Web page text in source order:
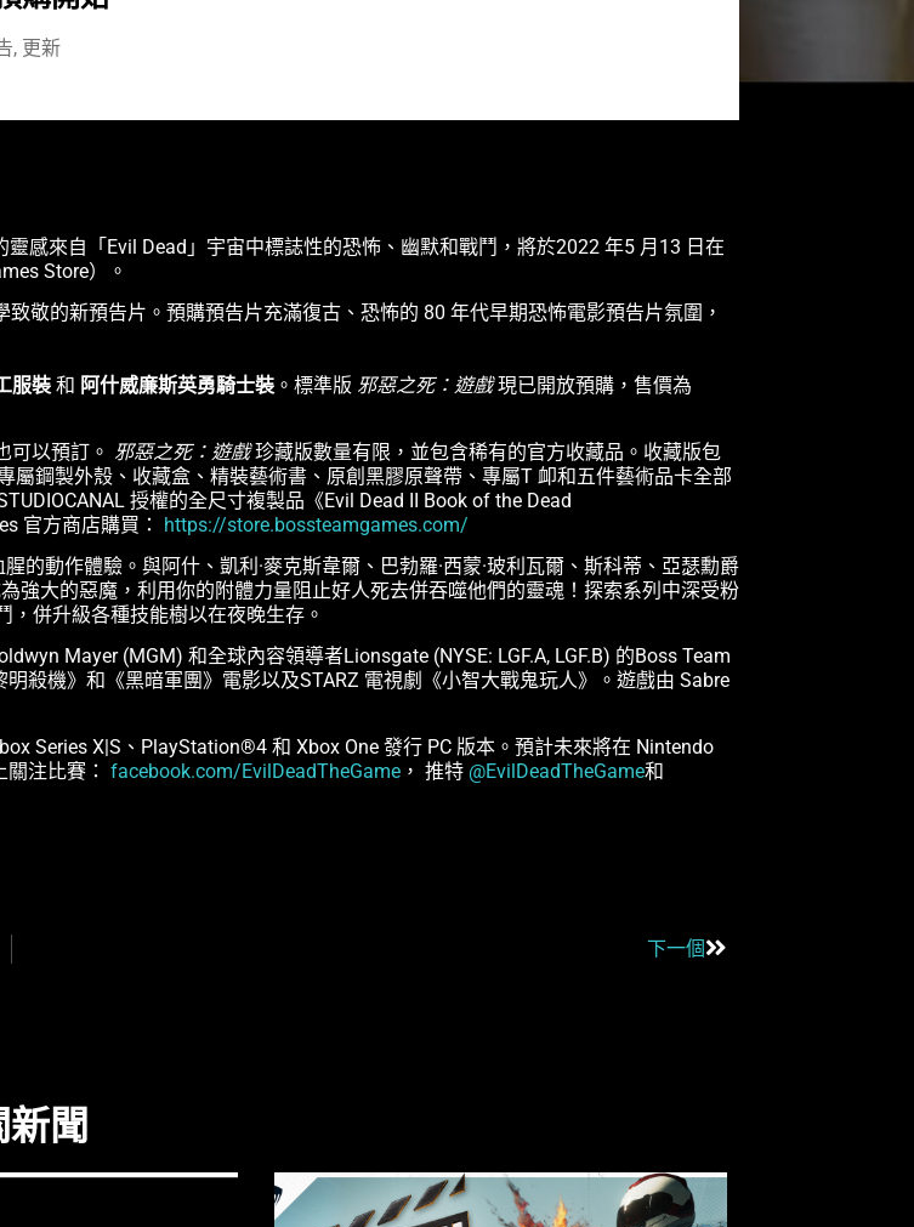
, 更新
感來自「Evil Dead」宇宙中標誌性的恐怖、幽默和戰鬥，將於2022 年5 月13 日在
Store）。
敬的新預告片。預購預告片充滿復古、恐怖的 80 年代早期恐怖電影預告片氛圍，
服裝 和 阿什威廉斯英勇騎士裝 。標準版 邪惡之死：遊戲現已開放預購，售價為
可以預訂。 邪惡之死：遊戲珍藏版數量有限，並包含稀有的官方收藏品。收藏版包
鋼製外殼、收藏盒、精裝藝術書、原創黑膠原聲帶、專屬T 卹和五件藝術品卡全部
授權的全尺寸複製品《Evil Dead II Book of the Dead
官方商店購買： https://store.bossteamgames.com/
動作體驗。與阿什、凱利·麥克斯韋爾、巴勃羅·西蒙·玻利瓦爾、斯科蒂、亞瑟勳爵
大的惡魔，利用你的附體力量阻止好人死去併吞噬他們的靈魂！探索系列中深受粉
併升級各種技能樹以在夜晚生存。
Mayer (MGM) 和全球內容領導者Lionsgate (NYSE: LGF.A, LGF.B) 的Boss Team
殺機》和《黑暗軍團》電影以及STARZ 電視劇《小智大戰鬼玩人》。遊戲由 Sabre
Series X|S、PlayStation®4 和 Xbox One 發行 PC 版本。預計未來將在 Nintendo
關注比賽： facebook.com/EvilDeadTheGame ， 推特 @EvilDeadTheGame和
下一個
新聞